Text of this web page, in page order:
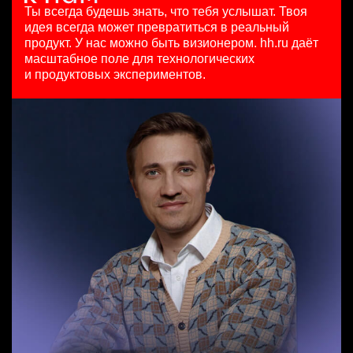
сегодня
150000 ₽
Санкт-Петербург
HeadHunter::Коммерческий департамент
7200000 - 16800000 so'm
Менеджер по продажам B2B (сегмент SMB)
HeadHunter::Телефонные продажи
24 июл. 2026
з/п не указана
Ташкент
Team Lead TrustML
HeadHunter::Analytics/Data Science
29 июл. 2026
Москва
Ты всегда будешь знать, что тебя услышат. Твоя
идея всегда может превратиться в реальный
продукт. У нас можно быть визионером. hh.ru даёт
масштабное поле для технологических
и продуктовых экспериментов.